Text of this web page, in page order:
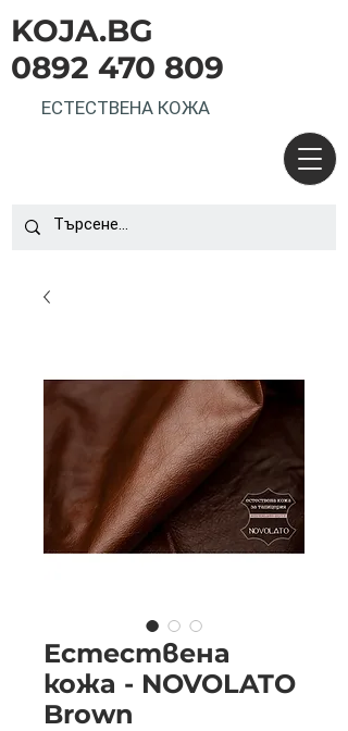
KOJA.BG
0892 470 809
ЕСТЕСТВЕНА КОЖА
Естествена
кожа - NOVOLATO
Brown